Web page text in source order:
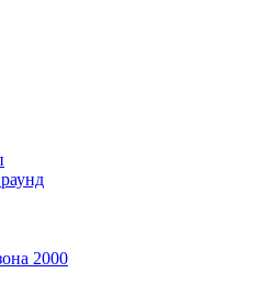
2000